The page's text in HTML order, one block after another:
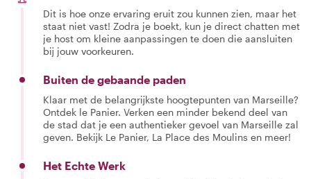
Dit is hoe onze ervaring eruit zou kunnen zien, maar het
staat niet vast! Zodra je boekt, kun je direct chatten met
je host om kleine aanpassingen te doen die aansluiten
bij jouw voorkeuren.
Buiten de gebaande paden
Klaar met de belangrijkste hoogtepunten van Marseille?
Ontdek le Panier. Verken een minder bekend deel van
de stad dat je een authentieker gevoel van Marseille zal
geven. Bekijk Le Panier, La Place des Moulins en meer!
Het Echte Werk